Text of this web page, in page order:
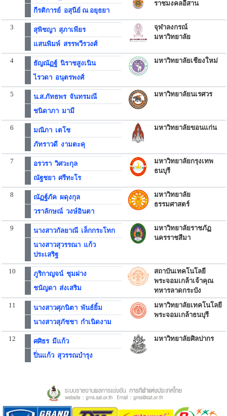
กีรติการย์ อสุนีย์ ณ อยุธยา
ราชมงคลอีสาน
3
สุพิชญา สุภาเพียร
แสนพิมพ์ สรรพวีรวงศ์
จุฬาลงกรณ์
มหาวิทยาลัย
4
ธัญณัฏฐ์ นิราชสูงเนิน
ไรวดา อนุตรพงศ์
มหาวิทยาลัยเชียงใหม่
5
น.ส.ภัทธพร จันทรมณี
ชนิดาภา มามี
มหาวิทยาลัยนเรศวร
6
มณิภา เตโช
ภัทราวดี งามตะคุ
มหาวิทยาลัยขอนแก่น
7
อรวรา วิศวะกุล
ณัฐชยา ศรีทะโร
มหาวิทยาลัยกรุงเทพ
ธนบุรี
8
ณัฏฐ์ภัค ผดุงกุล
วราลักษณ์ วงษ์อินตา
มหาวิทยาลัย
ธรรมศาสตร์
9
นางสาวกัลยาณี เล็กกระโทก
นางสาวสุวรรณา แก้ว
ประเสริฐ
มหาวิทยาลัยราชภัฏ
นครราชสีมา
10
ภูริกาญจน์ ชุมฝาง
ชนัญดา ส่งเสริม
สถาบันเทคโนโลยี
พระจอมเกล้าเจ้าคุณ
ทหารลาดกระบัง
11
นางสาวศุภนิตา พันธ์ยิ้ม
นางสาวสุภัชชา กำเนิดงาม
มหาวิทยาลัยเทคโนโลยี
พระจอมเกล้าธนบุรี
12
ศศิธร มีแก้ว
ปิ่นแก้ว สุวรรณบำรุง
มหาวิทยาลัยศิลปากร